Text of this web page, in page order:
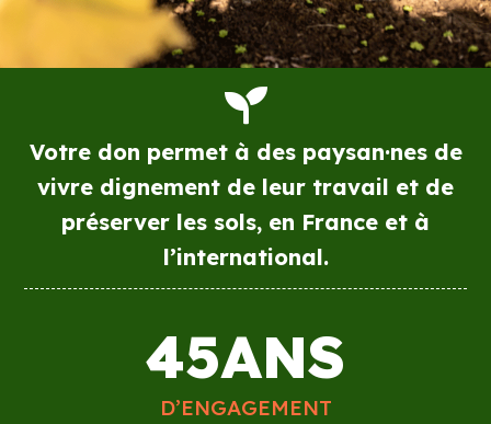

Votre don permet à des paysan·nes de
vivre dignement de leur travail et de
préserver les sols, en France et à
l’international.
45ANS
D’ENGAGEMENT